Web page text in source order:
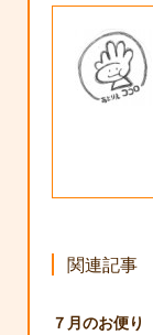
関連記事
７月のお便り